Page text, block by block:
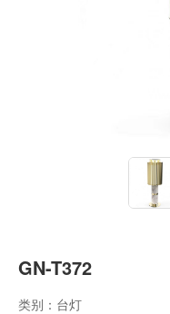
GN-T372
类别：台灯